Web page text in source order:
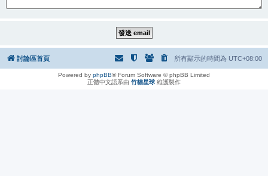
討論區首頁 所有顯示的時間為 UTC+08:00
Powered by phpBB® Forum Software © phpBB Limited
正體中文語系由 竹貓星球 維護製作